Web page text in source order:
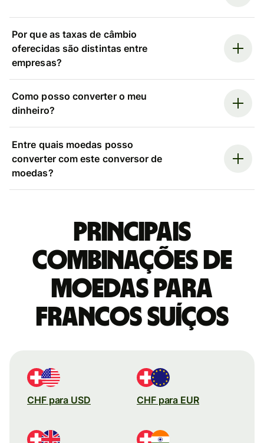
Por que as taxas de câmbio
oferecidas são distintas entre
empresas?
Como posso converter o meu
dinheiro?
Entre quais moedas posso
converter com este conversor de
moedas?
Principais
combinações de
moedas para
Francos suíços
CHF para USD CHF para EUR